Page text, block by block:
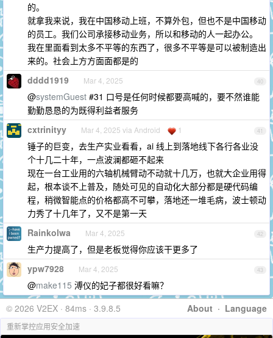
的。
就拿我来说，我在中国移动上班，不算外包，但也不是中国移动
的员工。我们公司承接移动业务，所以和移动的人一起办公。
我在里面看到太多不平等的东西了，很多不平等是可以被制造出
来的。社会上方方面面都是的
40
dddd1919 Mar 4, 2025
@systemGuest #31 口号是任何时候都要高喊的，要不然谁能
勤勤恳恳的为既得利益者服务
41
cxtrinityy Mar 4, 2025 via Android 1
锤子的巨变，去生产实业看看，ai 线上到落地线下各行各业没
个十几二十年，一点波澜都砸不起来
现在一台工业用的六轴机械臂动不动就十几万，也就大企业用得
起，根本谈不上普及，随处可见的自动化大部分都是硬代码编
程，稍微智能点的价格都高不可攀，落地还一堆毛病，波士顿动
力秀了十几年了，又不是第一天
42
Rainkolwa Mar 4, 2025
生产力提高了，但是老板觉得你应该干更多了
43
ypw7928 Mar 4, 2025
@make115 溥仪的妃子都很好看嘛？
About · Language
© 2026 V2EX · 84ms · 3.9.8.5
重新掌控应用安全加速